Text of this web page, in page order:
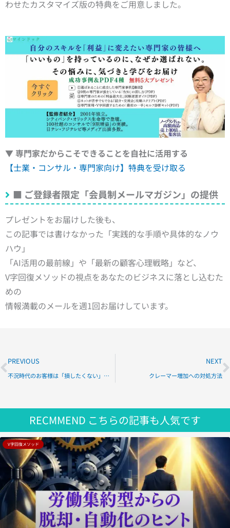
わせたカスタマイズ版の特典をご用意しました。
▼ 専門家だからこそできることを自社に活用する
【士業・コンサル・専門家向け】特典を受け取る
■ ご登録者限定「会員制メールマガジン」の提供
プレゼントをお届けした後も、
この記事では書けなかった「実践的な手順や具体的なノウ
ハウ」
「AI活用の最前線」や「最新の顧客心理戦略」など、
V字回復メソッドの視点をあなたのビジネスに落とし込むた
めの
情報満載のメールを週1回お届けしています。
PREVIOUS
不況時代のお客様は「損したくない」が強いから集客において誠実さの価値が急上昇中
NEXT
クレーマー増加への対処方法
RECMMEND こちらの記事も人気です
V字回復メソッド